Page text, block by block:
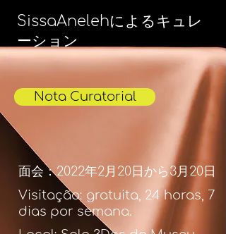
SissaAnelehによるキュレ
ーション
Nota Curatorial
面会：2022年2月20日から3月20日
Visitação: gratuita, 24 horas, 7
dias por semana.